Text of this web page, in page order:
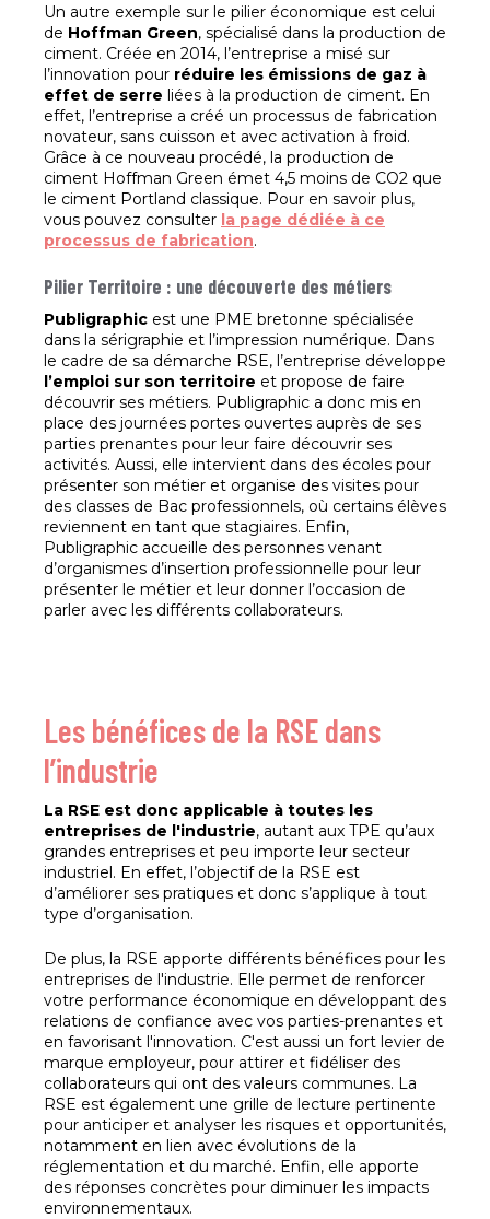
Un autre exemple sur le pilier économique est celui
de Hoffman Green, spécialisé dans la production de
ciment. Créée en 2014, l’entreprise a misé sur
l’innovation pour réduire les émissions de gaz à
effet de serre liées à la production de ciment. En
effet, l’entreprise a créé un processus de fabrication
novateur, sans cuisson et avec activation à froid.
Grâce à ce nouveau procédé, la production de
ciment Hoffman Green émet 4,5 moins de CO2 que
le ciment Portland classique. Pour en savoir plus,
vous pouvez consulter la page dédiée à ce
processus de fabrication.
Pilier Territoire : une découverte des métiers
Publigraphic est une PME bretonne spécialisée
dans la sérigraphie et l’impression numérique. Dans
le cadre de sa démarche RSE, l’entreprise développe
l’emploi sur son territoire et propose de faire
découvrir ses métiers. Publigraphic a donc mis en
place des journées portes ouvertes auprès de ses
parties prenantes pour leur faire découvrir ses
activités. Aussi, elle intervient dans des écoles pour
présenter son métier et organise des visites pour
des classes de Bac professionnels, où certains élèves
reviennent en tant que stagiaires. Enfin,
Publigraphic accueille des personnes venant
d’organismes d’insertion professionnelle pour leur
présenter le métier et leur donner l’occasion de
parler avec les différents collaborateurs.
Les bénéfices de la RSE dans
l’industrie
La RSE est donc applicable à toutes les
entreprises de l'industrie, autant aux TPE qu’aux
grandes entreprises et peu importe leur secteur
industriel. En effet, l’objectif de la RSE est
d’améliorer ses pratiques et donc s’applique à tout
type d’organisation.
De plus, la RSE apporte différents bénéfices pour les
entreprises de l'industrie. Elle permet de renforcer
votre performance économique en développant des
relations de confiance avec vos parties-prenantes et
en favorisant l'innovation. C'est aussi un fort levier de
marque employeur, pour attirer et fidéliser des
collaborateurs qui ont des valeurs communes. La
RSE est également une grille de lecture pertinente
pour anticiper et analyser les risques et opportunités,
notamment en lien avec évolutions de la
réglementation et du marché. Enfin, elle apporte
des réponses concrètes pour diminuer les impacts
environnementaux.